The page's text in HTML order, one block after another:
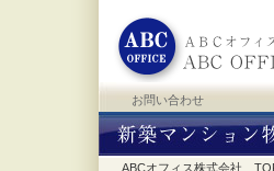
お問い合わせ
ABCオフィス株式会社